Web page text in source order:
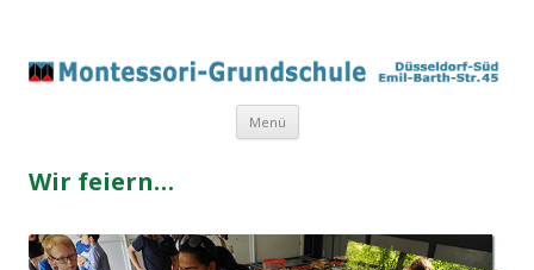
Menü Springe
zum
Wir feiern…